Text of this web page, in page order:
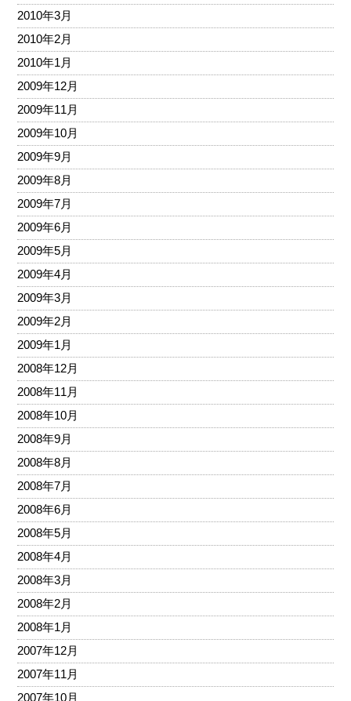
2010年3月
2010年2月
2010年1月
2009年12月
2009年11月
2009年10月
2009年9月
2009年8月
2009年7月
2009年6月
2009年5月
2009年4月
2009年3月
2009年2月
2009年1月
2008年12月
2008年11月
2008年10月
2008年9月
2008年8月
2008年7月
2008年6月
2008年5月
2008年4月
2008年3月
2008年2月
2008年1月
2007年12月
2007年11月
2007年10月